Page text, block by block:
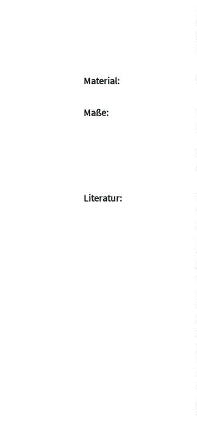
Material:
Maße:
Literatur: